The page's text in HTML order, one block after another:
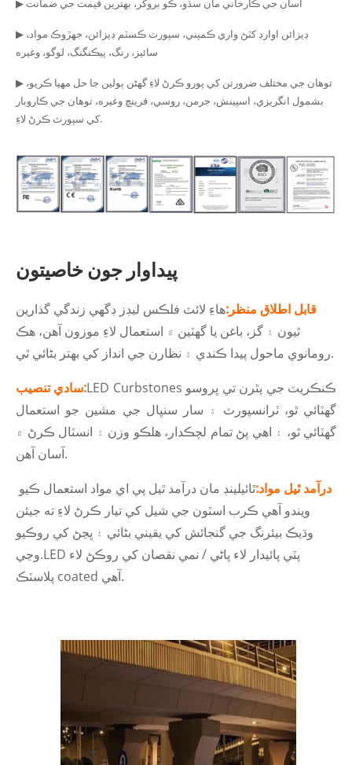
▶ اسان جي ڪارخاني مان سڌو، ڪو بروکر، بهترين قيمت جي ضمانت
▶ ڊيزائن اوارڊ کٽڻ واري ڪمپني، سپورٽ ڪسٽم ڊيزائن، جهڙوڪ مواد،
سائيز، رنگ، پيڪنگنگ، لوگو، وغيره
▶ توھان جي مختلف ضرورتن کي پورو ڪرڻ لاءِ گھڻن ٻولين جا حل مهيا ڪريو،
بشمول انگريزي، اسپينش، جرمن، روسي، فرينچ وغيره، توھان جي ڪاروبار
کي سپورٽ ڪرڻ لاءِ.
پيداوار جون خاصيتون
قابل اطلاق منظر:هاءِ لائٽ فلڪس ليڊز ڊگهي زندگي گذارين
ٿيون ۽ گز، باغن يا گهٽين ۾ استعمال لاءِ موزون آهن، هڪ
رومانوي ماحول پيدا ڪندي ۽ نظارن جي انداز کي بهتر بڻائي ٿي.
سادي تنصيب:LED Curbstones ڪنڪريٽ جي پٿرن تي ڀروسو
گھٽائي ٿو، ٽرانسپورٽ ۽ سار سنڀال جي مشين جو استعمال
گھٽائي ٿو، ۽ اھي پڻ تمام لچڪدار، ھلڪو وزن ۽ انسٽال ڪرڻ ۾
آسان آھن.
درآمد ٿيل مواد:ٿائيلينڊ مان درآمد ٿيل پي اي مواد استعمال ڪيو
ويندو آهي ڪرب اسٽون جي شيل کي تيار ڪرڻ لاءِ ته جيئن
وڌيڪ بيئرنگ جي گنجائش کي يقيني بڻائي ۽ ڀڃڻ کي روڪيو
وڃي.LED پٽي پائيدار لاء پاڻي / نمي نقصان کي روڪڻ لاء
پلاسٽڪ coated آهي.